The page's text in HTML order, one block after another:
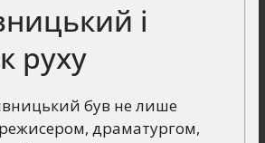
і
руху
був не лише
драматургом,